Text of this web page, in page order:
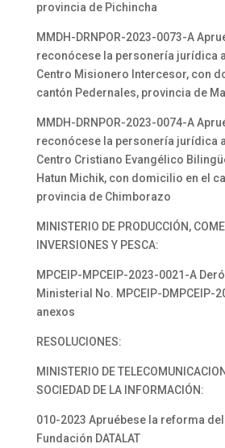
provincia de Pichincha
MMDH-DRNPOR-2023-0073-A
reconócese la personería jurídica
Centro Misionero Intercesor, con
cantón Pedernales, provincia de
MMDH-DRNPOR-2023-0074-A
reconócese la personería jurídica
Centro Cristiano Evangélico
Hatun Michik, con domicilio en el
provincia de Chimborazo
MINISTERIO DE PRODUCCIÓN,
INVERSIONES Y PESCA:
MPCEIP-MPCEIP-2023-0021-A
Ministerial No. MPCEIP-DMPCEIP-
anexos
RESOLUCIONES:
MINISTERIO DE
SOCIEDAD DE LA INFORMACIÓN:
010-2023 Apruébese la reforma
Fundación DATALAT